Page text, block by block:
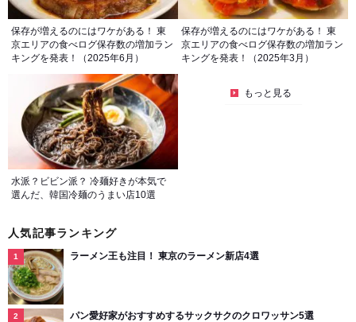
保存が増えるのにはワケがある！ 東
京エリアの食べログ保存数の増加ラン
キングを発表！（2025年6月）
保存が増えるのにはワケがある！ 東
京エリアの食べログ保存数の増加ラン
キングを発表！（2025年3月）
水派？ビビン派？ 冷麺好きが本気で
選んだ、韓国冷麺のうまい店10選
もっと見る
人気記事ランキング
ラーメン王も注目！ 東京のラーメン新店4選
パン愛好家がおすすめするサックサクのクロワッサン5選